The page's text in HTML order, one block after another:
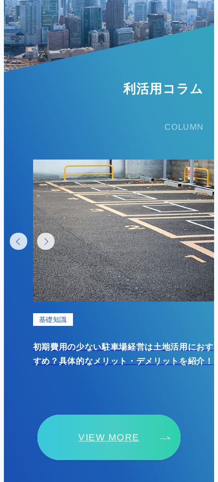
利活用コラム
COLUMN
基礎知識
初期費用の少ない駐車場経営は土地活用におす
すめ？具体的なメリット・デメリットを紹介！
VIEW MORE